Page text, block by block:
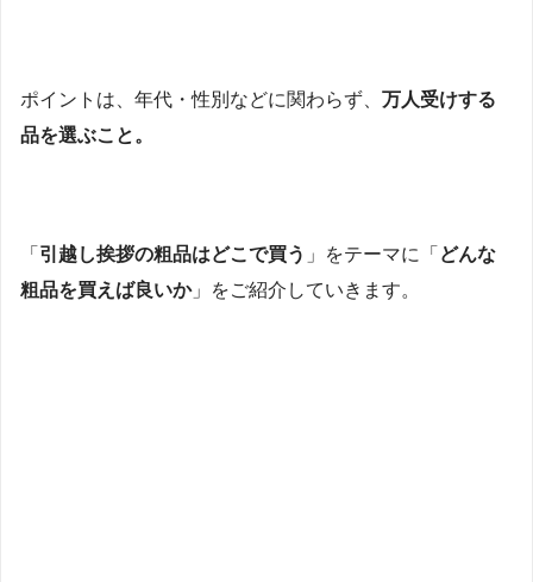
ポイントは、年代・性別などに関わらず、
万人受けする
品を選ぶこと。
「 引越し挨拶の粗品はどこで買う 」をテーマに「 どんな
粗品を買えば良いか」をご紹介していきます。